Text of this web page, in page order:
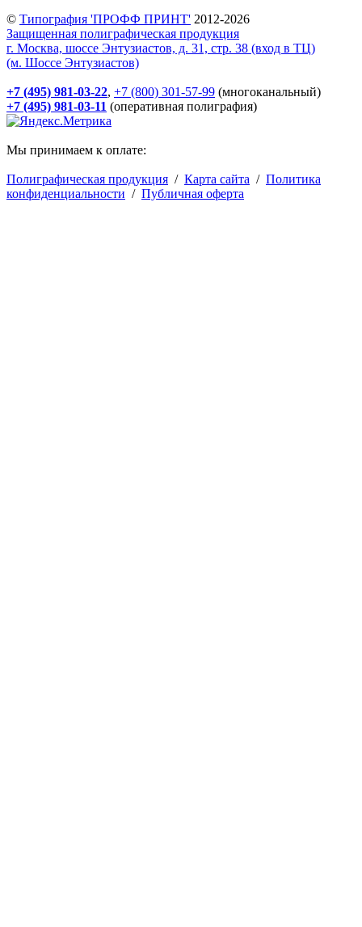
© Типография 'ПРОФФ ПРИНТ' 2012-2026
Защищенная полиграфическая продукция
г. Москва, шоссе Энтузиастов, д. 31, стр. 38 (вход в ТЦ)
(м. Шоссе Энтузиастов)
+7 (495) 981-03-22, +7 (800) 301-57-99 (многоканальный)
+7 (495) 981-03-11 (оперативная полиграфия)
Мы принимаем к оплате:
Полиграфическая продукция / Карта сайта / Политика
конфиденциальности / Публичная оферта